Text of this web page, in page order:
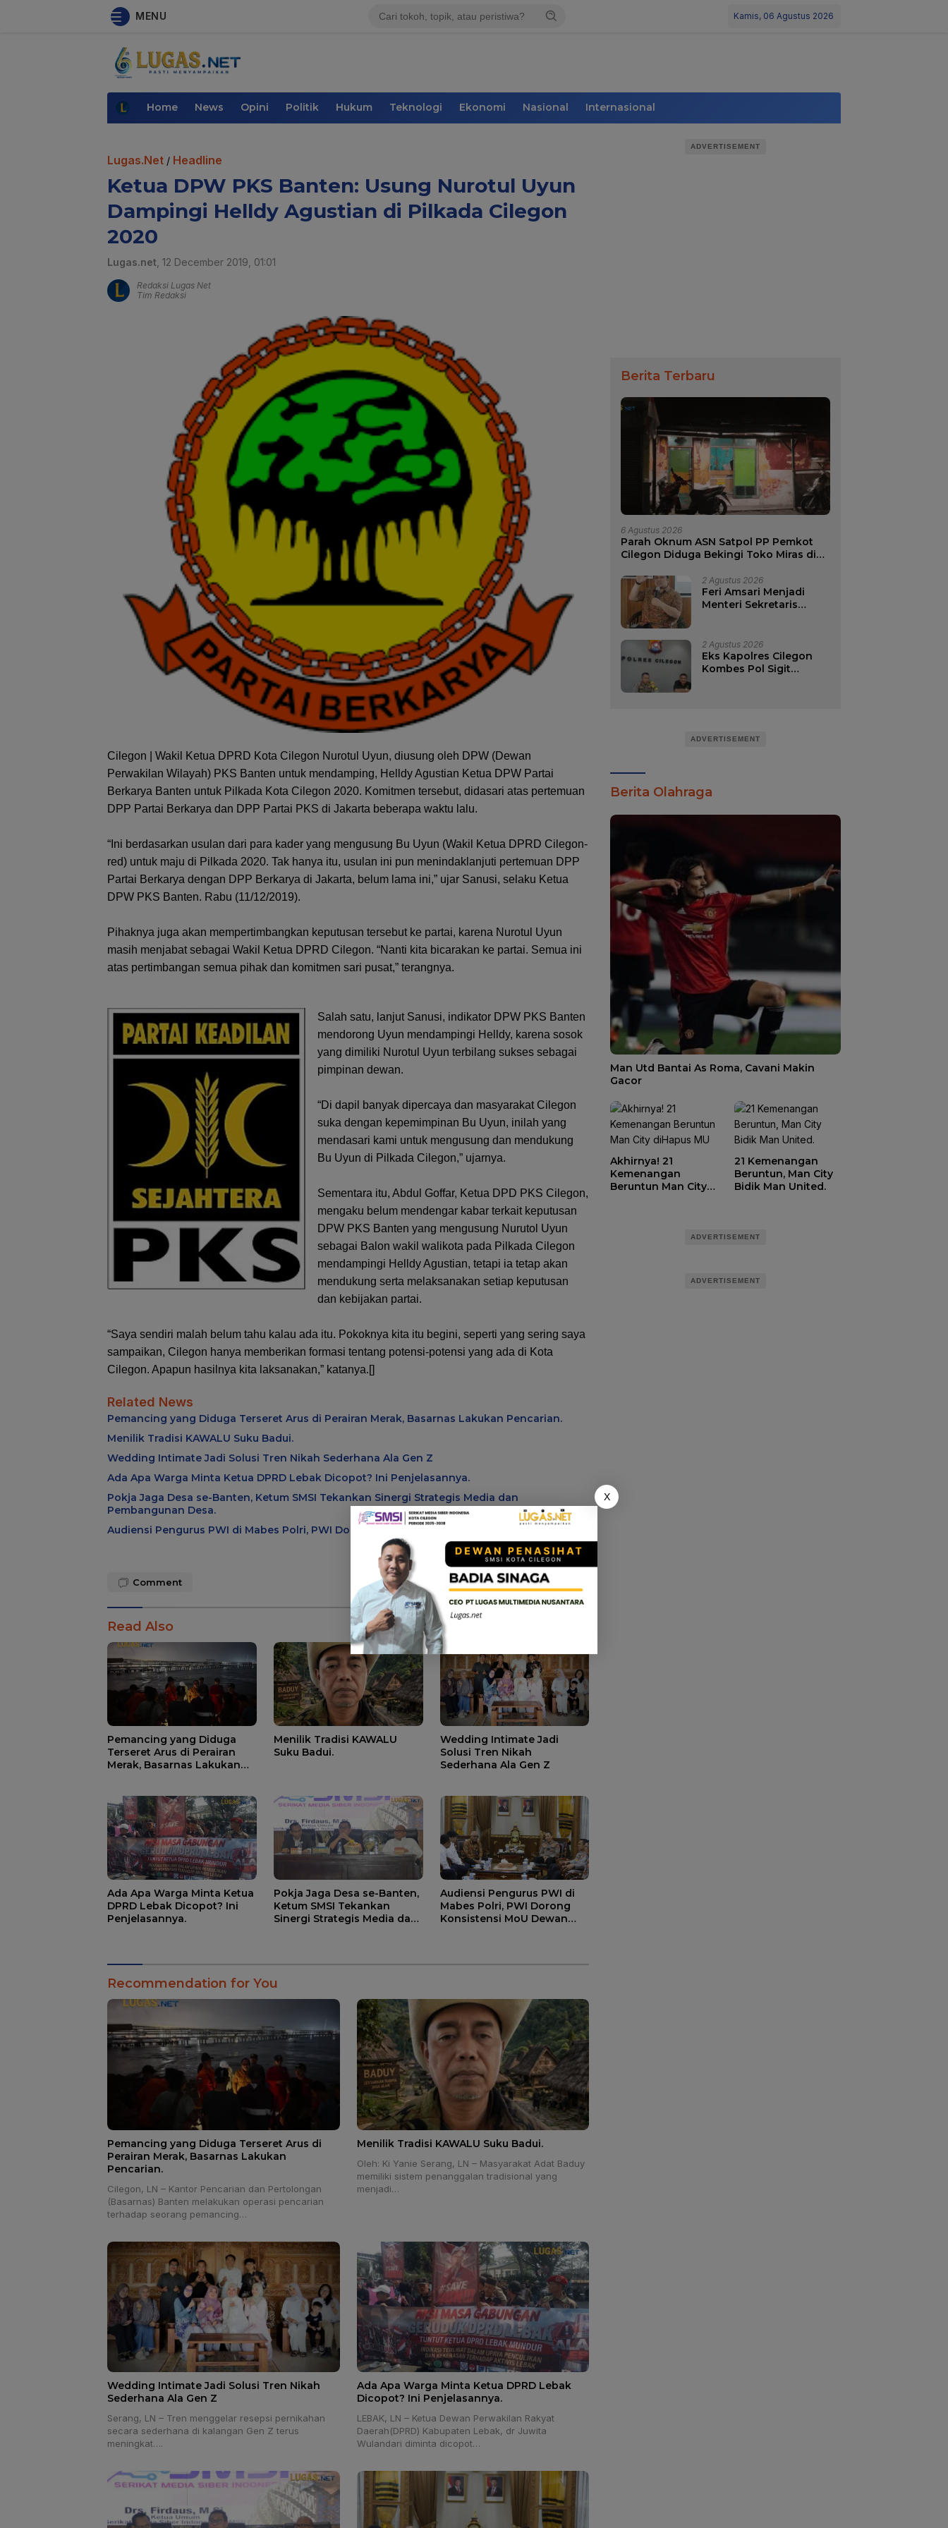
MENU Kamis, 06 Agustus 2026
Home News Opini Politik Hukum Teknologi Ekonomi Nasional Internasional
Lugas.Net / Headline
Ketua DPW PKS Banten: Usung Nurotul Uyun
Dampingi Helldy Agustian di Pilkada Cilegon
2020
Lugas.net , 12 December 2019, 01:01
Redaksi Lugas Net
Tim Redaksi
Cilegon | Wakil Ketua DPRD Kota Cilegon Nurotul Uyun, diusung oleh DPW (Dewan
Perwakilan Wilayah) PKS Banten untuk mendamping, Helldy Agustian Ketua DPW Partai
Berkarya Banten untuk Pilkada Kota Cilegon 2020. Komitmen tersebut, didasari atas pertemuan
DPP Partai Berkarya dan DPP Partai PKS di Jakarta beberapa waktu lalu.
“Ini berdasarkan usulan dari para kader yang mengusung Bu Uyun (Wakil Ketua DPRD Cilegon-
red) untuk maju di Pilkada 2020. Tak hanya itu, usulan ini pun menindaklanjuti pertemuan DPP
Partai Berkarya dengan DPP Berkarya di Jakarta, belum lama ini,” ujar Sanusi, selaku Ketua
DPW PKS Banten. Rabu (11/12/2019).
Pihaknya juga akan mempertimbangkan keputusan tersebut ke partai, karena Nurotul Uyun
masih menjabat sebagai Wakil Ketua DPRD Cilegon. “Nanti kita bicarakan ke partai. Semua ini
atas pertimbangan semua pihak dan komitmen sari pusat,” terangnya.
Salah satu, lanjut Sanusi, indikator DPW PKS Banten
mendorong Uyun mendampingi Helldy, karena sosok
yang dimiliki Nurotul Uyun terbilang sukses sebagai
pimpinan dewan.
“Di dapil banyak dipercaya dan masyarakat Cilegon
suka dengan kepemimpinan Bu Uyun, inilah yang
mendasari kami untuk mengusung dan mendukung
Bu Uyun di Pilkada Cilegon,” ujarnya.
Sementara itu, Abdul Goffar, Ketua DPD PKS Cilegon,
mengaku belum mendengar kabar terkait keputusan
DPW PKS Banten yang mengusung Nurutol Uyun
sebagai Balon wakil walikota pada Pilkada Cilegon
mendampingi Helldy Agustian, tetapi ia tetap akan
mendukung serta melaksanakan setiap keputusan
dan kebijakan partai.
“Saya sendiri malah belum tahu kalau ada itu. Pokoknya kita itu begini, seperti yang sering saya
sampaikan, Cilegon hanya memberikan formasi tentang potensi-potensi yang ada di Kota
Cilegon. Apapun hasilnya kita laksanakan,” katanya.[]
Related News
Pemancing yang Diduga Terseret Arus di Perairan Merak, Basarnas Lakukan Pencarian.
Menilik Tradisi KAWALU Suku Badui.
Wedding Intimate Jadi Solusi Tren Nikah Sederhana Ala Gen Z
Ada Apa Warga Minta Ketua DPRD Lebak Dicopot? Ini Penjelasannya.
Pokja Jaga Desa se-Banten, Ketum SMSI Tekankan Sinergi Strategis Media dan
Pembangunan Desa.
Audiensi Pengurus PWI di Mabes Polri, PWI Dorong Konsistensi MoU Dewan Pers – Polri
Comment
Read Also
Pemancing yang Diduga
Terseret Arus di Perairan
Merak, Basarnas Lakukan
Menilik Tradisi KAWALU
Suku Badui.
Wedding Intimate Jadi
Solusi Tren Nikah
Sederhana Ala Gen Z
Ada Apa Warga Minta Ketua
DPRD Lebak Dicopot? Ini
Penjelasannya.
Pokja Jaga Desa se-Banten,
Ketum SMSI Tekankan
Sinergi Strategis Media dan
Audiensi Pengurus PWI di
Mabes Polri, PWI Dorong
Konsistensi MoU Dewan
Recommendation for You
Pemancing yang Diduga Terseret Arus di
Perairan Merak, Basarnas Lakukan
Pencarian.
Cilegon, LN – Kantor Pencarian dan Pertolongan
(Basarnas) Banten melakukan operasi pencarian
terhadap seorang pemancing…
Menilik Tradisi KAWALU Suku Badui.
Oleh: Ki Yanie Serang, LN – Masyarakat Adat Baduy
memiliki sistem penanggalan tradisional yang
menjadi…
Wedding Intimate Jadi Solusi Tren Nikah
Sederhana Ala Gen Z
Serang, LN – Tren menggelar resepsi pernikahan
secara sederhana di kalangan Gen Z terus
meningkat….
Ada Apa Warga Minta Ketua DPRD Lebak
Dicopot? Ini Penjelasannya.
LEBAK, LN – Ketua Dewan Perwakilan Rakyat
Daerah(DPRD) Kabupaten Lebak, dr Juwita
Wulandari diminta dicopot…
ADVERTISEMENT
Berita Terbaru
6 Agustus 2026
Parah Oknum ASN Satpol PP Pemkot
Cilegon Diduga Bekingi Toko Miras di
2 Agustus 2026
Feri Amsari Menjadi
Menteri Sekretaris
2 Agustus 2026
Eks Kapolres Cilegon
Kombes Pol Sigit
ADVERTISEMENT
Berita Olahraga
Man Utd Bantai As Roma, Cavani Makin
Gacor
Akhirnya! 21
Kemenangan
Beruntun Man City
21 Kemenangan
Beruntun, Man City
Bidik Man United.
ADVERTISEMENT
ADVERTISEMENT
X